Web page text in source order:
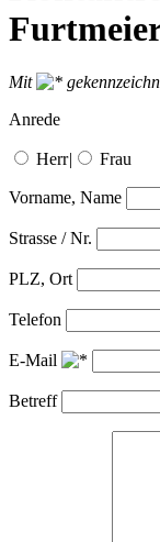
Mit
Anrede
Herr| Frau
Vorname, Name
Strasse / Nr.
PLZ, Ort
Telefon
E-Mail
Betreff